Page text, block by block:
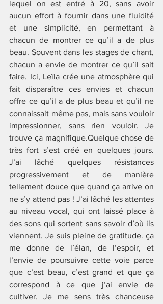
lequel on est entré à 20, sans avoir
aucun effort à fournir dans une fluidité
et une simplicité, en permettant à
chacun de montrer ce qu’il a de plus
beau. Souvent dans les stages de chant,
chacun a envie de montrer ce qu’il sait
faire. Ici, Leïla crée une atmosphère qui
fait disparaître ces envies et chacun
offre ce qu’il a de plus beau et qu’il ne
connaissait même pas, mais sans vouloir
impressionner, sans rien vouloir. Je
trouve ça magnifique.Quelque chose de
très fort s’est créé en quelques jours.
J’ai lâché quelques résistances
progressivement et de manière
tellement douce que quand ça arrive on
ne s’y attend pas ! J’ai lâché les attentes
au niveau vocal, qui ont laissé place à
des sons qui sortent sans savoir d’où ils
viennent. Je suis pleine de gratitude. ça
me donne de l’élan, de l’espoir, et
l’envie de poursuivre cette voie parce
que c’est beau, c’est grand et que ça
correspond à ce que j’ai envie de
cultiver. Je me sens très chanceuse